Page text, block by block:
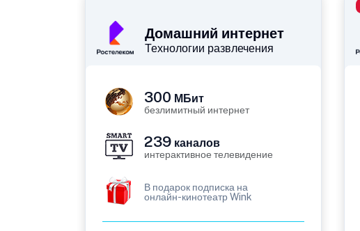
Домашний интернет
Технологии развлечения
300 МБит
безлимитный интернет
239 каналов
интерактивное телевидение
В подарок подписка на
онлайн-кинотеатр Wink